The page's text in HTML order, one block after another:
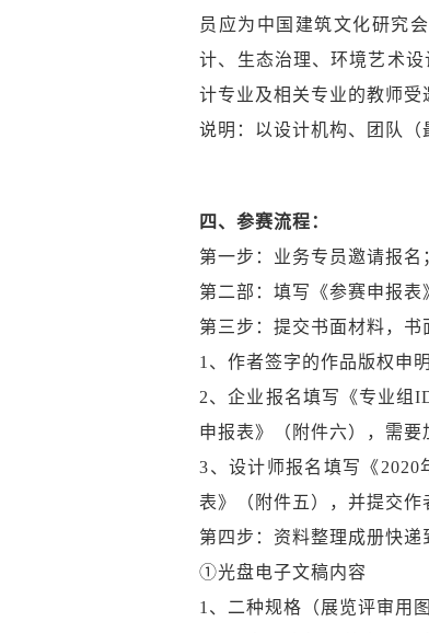
员应为中国建筑文化研究
计、生态治理、环境艺术
计专业及相关专业的教师
说明：以设计机构、团队
四、参赛流程：
第一步：业务专员邀请报名
第二部：填写《参赛申报
第三步：提交书面材料，书
1、作者签字的作品版权申
2、企业报名填写《专业组
申报表》（附件六），需要
3、设计师报名填写《
表》（附件五），并提交作
第四步：资料整理成册快递
①光盘电子文稿内容
1、二种规格（展览评审用